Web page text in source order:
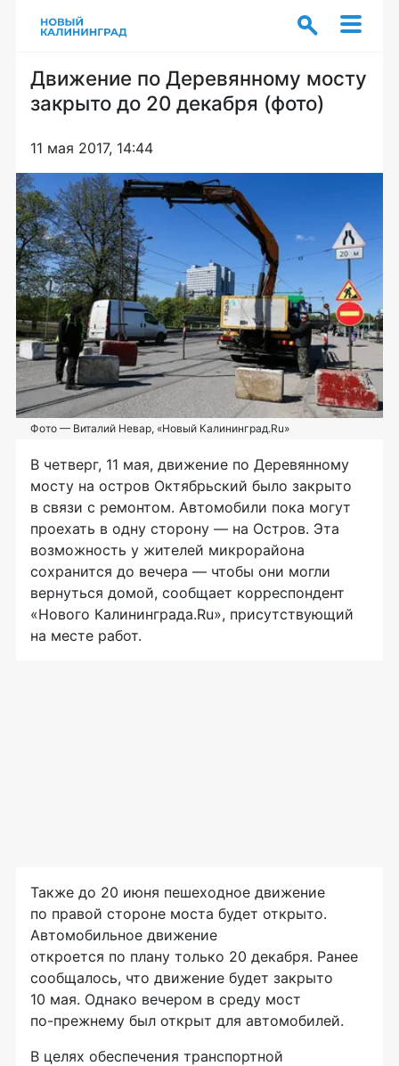
Движение по Деревянному мосту
закрыто до 20 декабря (фото)
11 мая 2017, 14:44
Фото — Виталий Невар, «Новый Калининград.Ru»
В четверг, 11 мая, движение по Деревянному
мосту на остров Октябрьский было закрыто
в связи с ремонтом. Автомобили пока могут
проехать в одну сторону — на Остров. Эта
возможность у жителей микрорайона
сохранится до вечера — чтобы они могли
вернуться домой, сообщает корреспондент
«Нового Калининграда.Ru», присутствующий
на месте работ.
Также до 20 июня пешеходное движение
по правой стороне моста будет открыто.
Автомобильное движение
откроется по плану только 20 декабря. Ранее
сообщалось, что движение будет закрыто
10 мая. Однако вечером в среду мост
по-прежнему был открыт для автомобилей.
В целях обеспечения транспортной